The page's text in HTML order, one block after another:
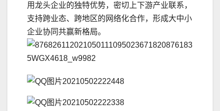
用龙头企业的独特优势，密切上下游产业联系，
支持跨业态、跨地区的网络化合作，形成大中小
企业协同共赢新格局。